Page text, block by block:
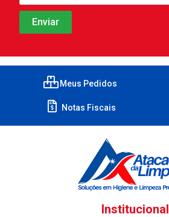
Meus Pedidos
Notas Fiscais
Institucional